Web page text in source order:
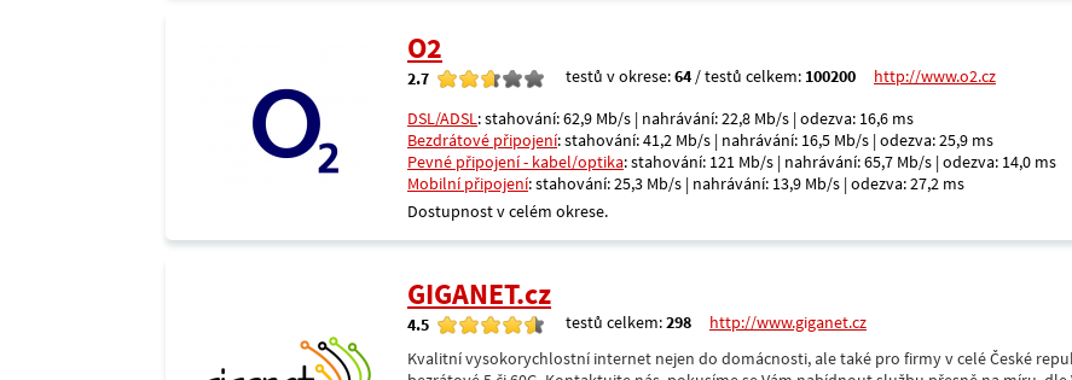
O2
2.7 testů v okrese:64 / testů celkem: 100200
http://www.o2.cz
DSL/ADSL: stahování: 62,9 Mb/s | nahrávání: 22,8 Mb/s | odezva: 16,6 ms
Bezdrátové připojení: stahování: 41,2 Mb/s | nahrávání: 16,5 Mb/s | odezva: 25,9 ms
Pevné připojení - kabel/optika: stahování: 121 Mb/s | nahrávání: 65,7 Mb/s | odezva: 14,0 ms
Mobilní připojení: stahování: 25,3 Mb/s | nahrávání: 13,9 Mb/s | odezva: 27,2 ms
Dostupnost v celém okrese.
GIGANET.cz
4.5 testů celkem:298
http://www.giganet.cz
Kvalitní vysokorychlostní internet nejen do domácnosti, ale také pro firmy v celé České